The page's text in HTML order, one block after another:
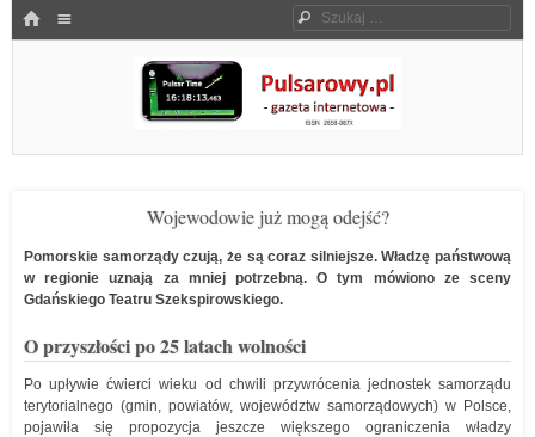
HOME Szukaj
Pulsarowy.pl
Wojewodowie już mogą odejść?
Pomorskie samorządy czują, że są coraz silniejsze. Władzę państwową
w regionie uznają za mniej potrzebną. O tym mówiono ze sceny
Gdańskiego Teatru Szekspirowskiego.
O przyszłości po 25 latach wolności
Po upływie ćwierci wieku od chwili przywrócenia jednostek samorządu
terytorialnego (gmin, powiatów, województw samorządowych) w Polsce,
pojawiła się propozycja jeszcze większego ograniczenia władzy